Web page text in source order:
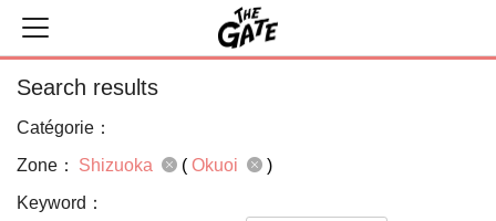
Search results
Catégorie：
Zone：
Shizuoka ( Okuoi
)
Keyword：